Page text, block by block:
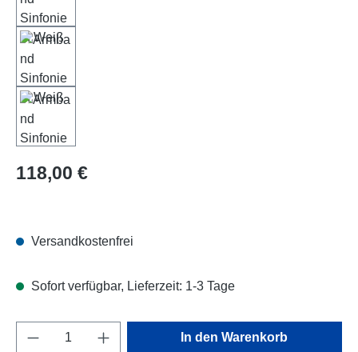
Regulärer Preis:
118,00 €
Versandkostenfrei
Sofort verfügbar, Lieferzeit: 1-3 Tage
Produkt Anzahl: Gib den gewünschten
In den Warenkorb